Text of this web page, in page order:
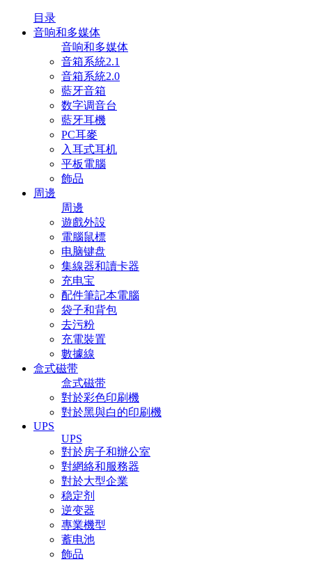
目录
音响和多媒体
音响和多媒体
音箱系統2.1
音箱系統2.0
藍牙音箱
数字调音台
藍牙耳機
PC耳麥
入耳式耳机
平板電腦
飾品
周邊
周邊
遊戲外設
電腦鼠標
电脑键盘
集線器和讀卡器
充电宝
配件筆記本電腦
袋子和背包
去污粉
充電裝置
數據線
盒式磁带
盒式磁带
對於彩色印刷機
對於黑與白的印刷機
UPS
UPS
對於房子和辦公室
對網絡和服務器
對於大型企業
稳定剂
逆变器
專業機型
蓄电池
飾品